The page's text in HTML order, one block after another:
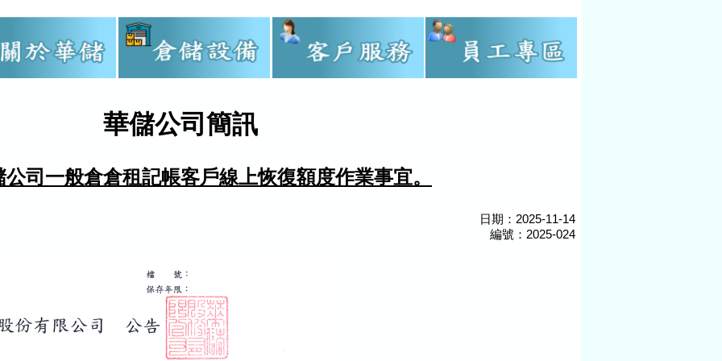
華儲公司簡訊
司一般倉倉租記帳客戶線上恢復額度作業事宜。
日期：2025-11-14
編號：2025-024